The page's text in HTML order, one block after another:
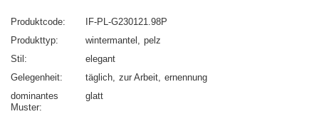
Produktcode
IF-PL-G230121.98P
Produkttyp
wintermantel
pelz
Stil
elegant
Gelegenheit
täglich zur Arbeit ernennung
dominantes
Muster
glatt